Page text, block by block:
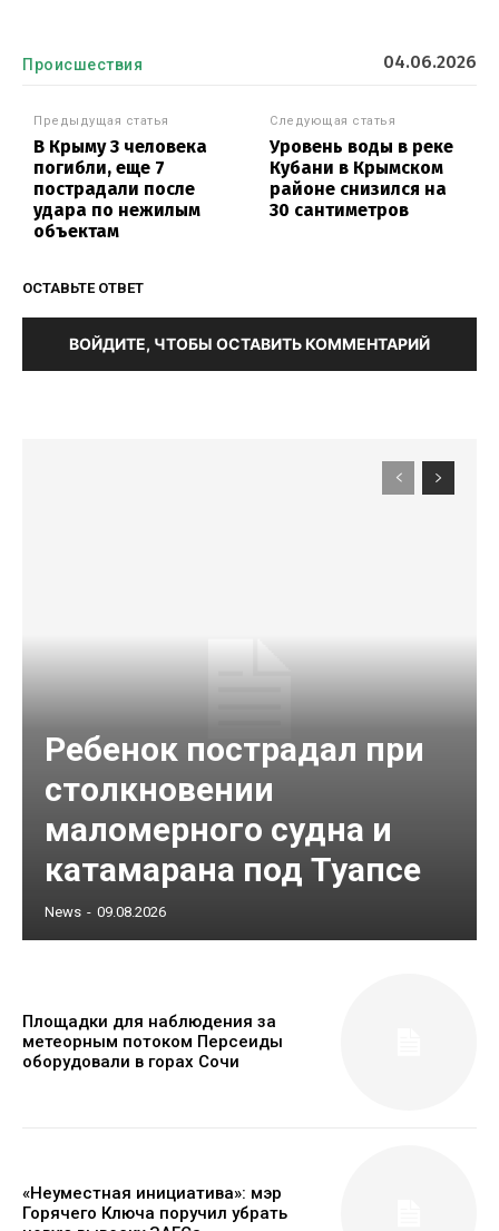
Происшествия 04.06.2026
Предыдущая статья
В Крыму 3 человека
погибли, еще 7
пострадали после
удара по нежилым
объектам
Следующая статья
Уровень воды в реке
Кубани в Крымском
районе снизился на
30 сантиметров
ОСТАВЬТЕ ОТВЕТ
ВОЙДИТЕ, ЧТОБЫ ОСТАВИТЬ КОММЕНТАРИЙ
Ребенок пострадал при
столкновении
маломерного судна и
катамарана под Туапсе
News - 09.08.2026
Площадки для наблюдения за
метеорным потоком Персеиды
оборудовали в горах Сочи
«Неуместная инициатива»: мэр
Горячего Ключа поручил убрать